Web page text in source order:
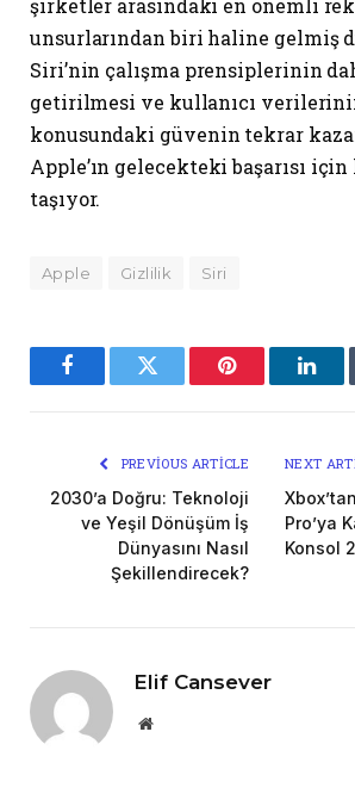
şirketler arasındaki en önemli
unsurlarından biri haline gelmiş
Siri’nin çalışma prensiplerinin
getirilmesi ve kullanıcı
konusundaki güvenin tekrar
Apple’ın gelecekteki başarısı
taşıyor.
Apple Gizlilik Siri
FacebookTwitter Pinterest
PREVIOUS ARTICLE
2030’a Doğru: Teknoloji
ve Yeşil Dönüşüm İş
Dünyasını Nasıl
Şekillendirecek?
NEXT
Pro’ya
Konsol
Elif Cansever
Website